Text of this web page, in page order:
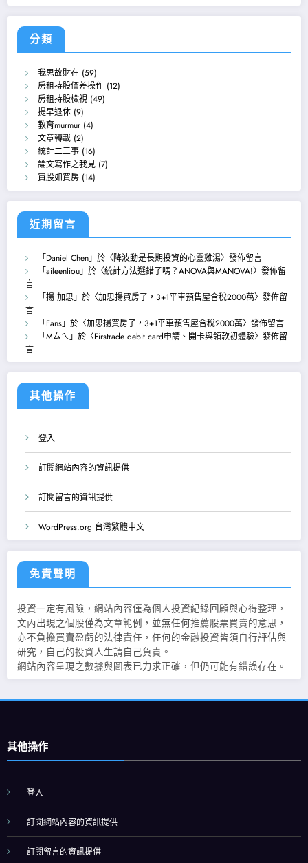
分類
我思故財在 (59)
房租持股價差操作 (12)
房租持股檢視 (49)
提早退休 (9)
教育murmur (4)
文章轉載 (2)
統計二三事 (16)
論文寫作之我見 (7)
買股如買房 (14)
近期留言
「Daniel Chen」於〈降波動是長期投資的心靈雞湯〉發佈留言
「aileenliou」於〈統計方法選錯了嗎？ANOVA與MANOVA!〉發佈留
言
「揚 加思」於〈加思揚買房了，3+1平車預售屋含稅2000萬〉發佈留
言
「Fans」於〈加思揚買房了，3+1平車預售屋含稅2000萬〉發佈留言
「Mㄙㄟ」於〈Firstrade debit card申請、開卡與領款初體驗〉發佈留
言
其他操作
登入
訂閱網站內容的資訊提供
訂閱留言的資訊提供
WordPress.org 台灣繁體中文
免責聲明
投資一定有風險，網站內容僅為個人投資紀錄回顧與心得整理，
文內出現之個股僅為文章範例，並無任何推薦股票買賣的意思，
亦不負擔買賣盈虧的法律責任，任何的金融投資皆須自行評估與
研究，自己的投資人生請自己負責。
網站內容呈現之數據與圖表已力求正確，但仍可能有錯誤存在。
其他操作
登入
訂閱網站內容的資訊提供
訂閱留言的資訊提供